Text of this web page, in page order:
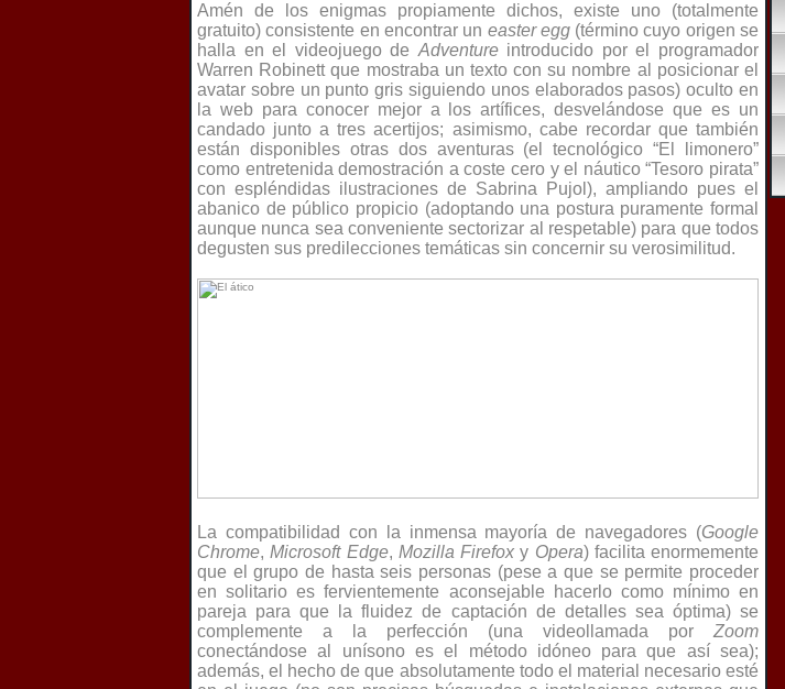
Amén de los enigmas propiamente dichos, existe uno (totalmente
gratuito) consistente en encontrar un easter egg(término cuyo origen se
halla en el videojuego de Adventureintroducido por el programador
Warren Robinett que mostraba un texto con su nombre al posicionar el
avatar sobre un punto gris siguiendo unos elaborados pasos) oculto en
la web para conocer mejor a los artífices, desvelándose que es un
candado junto a tres acertijos; asimismo, cabe recordar que también
están disponibles otras dos aventuras (el tecnológico “El limonero”
como entretenida demostración a coste cero y el náutico “Tesoro pirata”
con espléndidas ilustraciones de Sabrina Pujol), ampliando pues el
abanico de público propicio (adoptando una postura puramente formal
aunque nunca sea conveniente sectorizar al respetable) para que todos
degusten sus predilecciones temáticas sin concernir su verosimilitud.
La compatibilidad con la inmensa mayoría de navegadores (Google
Chrome,Microsoft Edge, Mozilla Firefox y Opera) facilita enormemente
que el grupo de hasta seis personas (pese a que se permite proceder
en solitario es fervientemente aconsejable hacerlo como mínimo en
pareja para que la fluidez de captación de detalles sea óptima) se
complemente a la perfección (una videollamada por Zoom
conectándose al unísono es el método idóneo para que así sea);
además, el hecho de que absolutamente todo el material necesario esté